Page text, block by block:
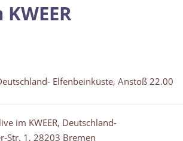
Elfenbeinküste, Anstoß 22.00
im KWEER, Deutschland-
Str. 1, 28203 Bremen